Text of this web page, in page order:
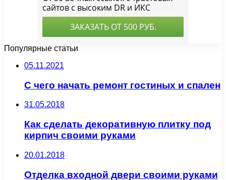
Популярные статьи
05.11.2021
С чего начать ремонт гостиных и спален
31.05.2018
Как сделать декоративную плитку под
кирпич своими руками
20.01.2018
Отделка входной двери своими руками